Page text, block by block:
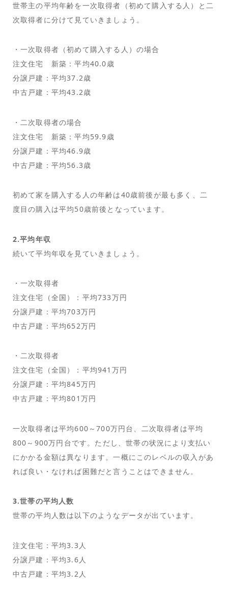
世帯主の平均年齢を一次取得者（初めて購入する人）と二
次取得者に分けて見ていきましょう。
・一次取得者（初めて購入する人）の場合
注文住宅 新築：平均40.0歳
分譲戸建：平均37.2歳
中古戸建：平均43.2歳
・二次取得者の場合
注文住宅 新築：平均59.9歳
分譲戸建：平均46.9歳
中古戸建：平均56.3歳
初めて家を購入する人の年齢は40歳前後が最も多く、二
度目の購入は平均50歳前後となっています。
2.平均年収
続いて平均年収を見ていきましょう。
・一次取得者
注文住宅（全国）：平均733万円
分譲戸建：平均703万円
中古戸建：平均652万円
・二次取得者
注文住宅（全国）：平均941万円
分譲戸建：平均845万円
中古戸建：平均801万円
一次取得者は平均600～700万円台、二次取得者は平均
800～900万円台です。ただし、世帯の状況により支払い
にかかる金額は異なります。一概にこのレベルの収入があ
れば良い・なければ困難だと言うことはできません。
3.世帯の平均人数
世帯の平均人数は以下のようなデータが出ています。
注文住宅：平均3.3人
分譲戸建：平均3.6人
中古戸建：平均3.2人